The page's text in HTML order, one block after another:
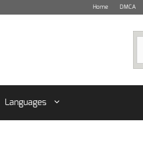
Home DMCA
Languages